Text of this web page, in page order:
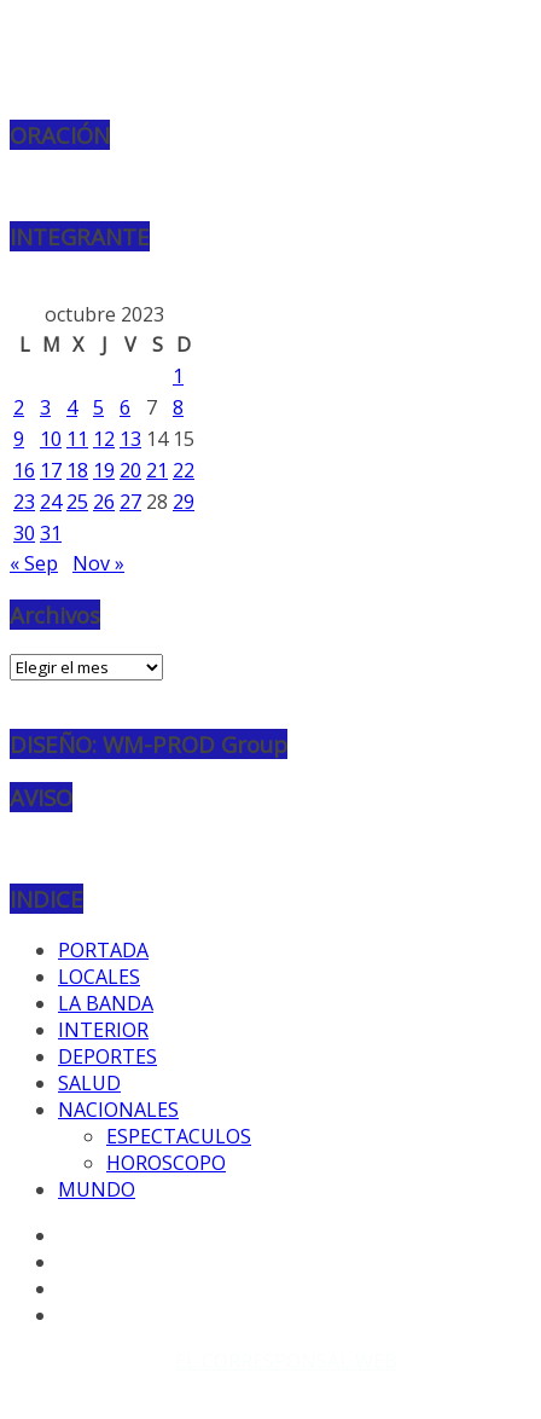
ORACIÓN
INTEGRANTE
octubre 2023
L M X J V S D
1
2
3 4 5 6 7 8
9
10 11 12 13 14 15
16 17 18 19 20 21 22
23 24 25 26 27 28 29
30 31
« Sep
Nov »
Archivos
Archivos
DISEÑO: WM-PROD Group
AVISO
INDICE
PORTADA
LOCALES
LA BANDA
INTERIOR
DEPORTES
SALUD
NACIONALES
ESPECTACULOS
HOROSCOPO
MUNDO